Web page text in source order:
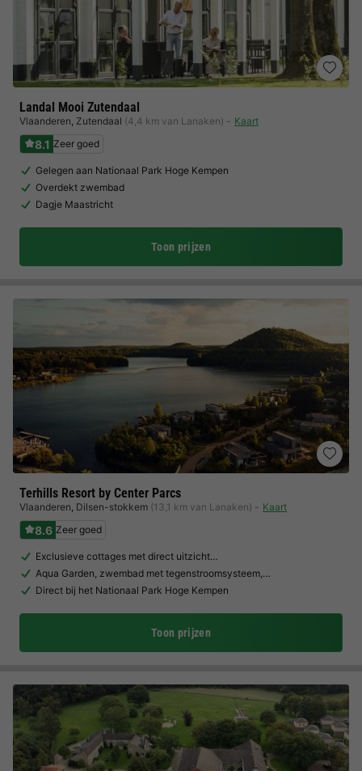
Landal Mooi Zutendaal
Vlaanderen, Zutendaal (4,4 km van Lanaken) Kaart
8.1 Zeer goed
Gelegen aan Nationaal Park Hoge Kempen
Overdekt zwembad
Dagje Maastricht
Toon prijzen
Terhills Resort by Center Parcs
Vlaanderen, Dilsen-stokkem (13,1 km van Lanaken) Kaart
8.6 Zeer goed
Exclusieve cottages met direct uitzicht…
Aqua Garden, zwembad met tegenstroomsysteem,…
Direct bij het Nationaal Park Hoge Kempen
Toon prijzen